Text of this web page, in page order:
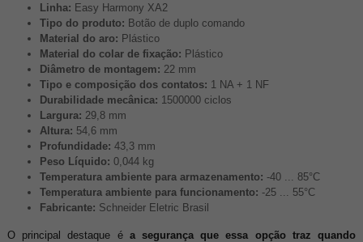
Linha: Easy Harmony XA2
Tipo do produto: Botão de duplo comando
Material do aro: Plástico
Material do colar de fixação: Plástico
Diâmetro de montagem: 22 mm
Tipo e composição dos contatos: 1 NA + 1 NF
Durabilidade mecânica: 1500000 ciclos
Largura: 29,8 mm
Altura: 54,6 mm
Profundidade: 43,3 mm
Peso Líquido: 0,044 kg
Temperatura ambiente para armazenamento: -40 ... 85°C
Temperatura ambiente para funcionamento: -25 ... 55°C
Fabricante: Schneider Eletric Brasil
O principal destaque é a segurança que essa opção traz quando